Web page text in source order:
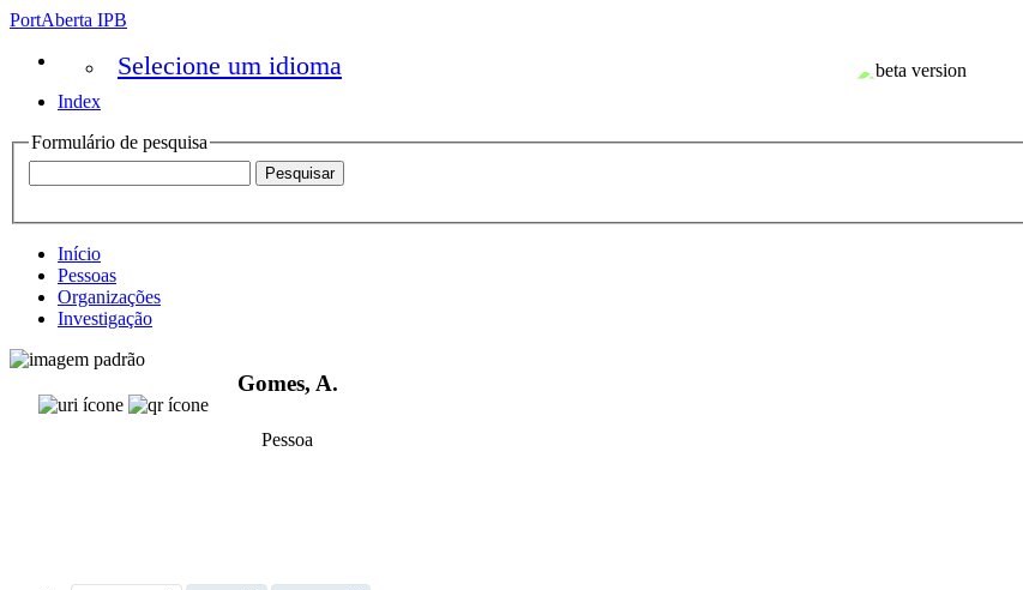
PortAberta IPB
Selecione um idioma
Index
Formulário de pesquisa
Início
Pessoas
Organizações
Investigação
Gomes, A.
Pessoa